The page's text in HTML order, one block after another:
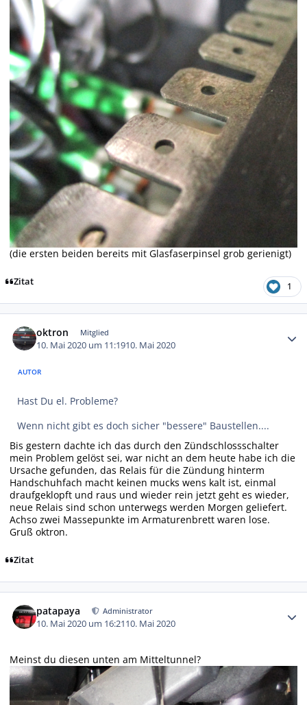
(die ersten beiden bereits mit Glasfaserpinsel grob gerienigt)
Zitat 1
oktron Mitglied
10. Mai 2020 um 11:1910. Mai 2020
AUTOR
Hast Du el. Probleme?
Wenn nicht gibt es doch sicher "bessere" Baustellen....
Bis gestern dachte ich das durch den Zündschlossschalter
mein Problem gelöst sei, war nicht an dem heute habe ich die
Ursache gefunden, das Relais für die Zündung hinterm
Handschuhfach macht keinen mucks wens kalt ist, einmal
draufgeklopft und raus und wieder rein jetzt geht es wieder,
neue Relais sind schon unterwegs werden Morgen geliefert.
Achso zwei Massepunkte im Armaturenbrett waren lose.
Gruß oktron.
Zitat
patapaya Administrator
10. Mai 2020 um 16:2110. Mai 2020
Meinst du diesen unten am Mitteltunnel?